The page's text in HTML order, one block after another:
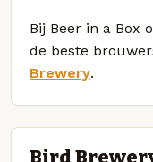
Bij Beer in a Box
de beste
Brewery.